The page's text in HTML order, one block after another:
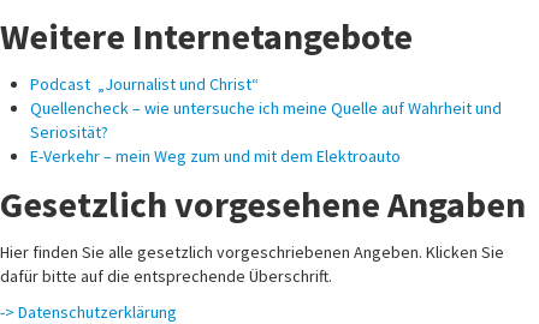
Weitere Internetangebote
Podcast „Journalist und Christ“
Quellencheck – wie untersuche ich meine Quelle auf Wahrheit und
Seriosität?
E-Verkehr – mein Weg zum und mit dem Elektroauto
Gesetzlich vorgesehene Angaben
Hier finden Sie alle gesetzlich vorgeschriebenen Angeben. Klicken Sie
dafür bitte auf die entsprechende Überschrift.
-> Datenschutzerklärung